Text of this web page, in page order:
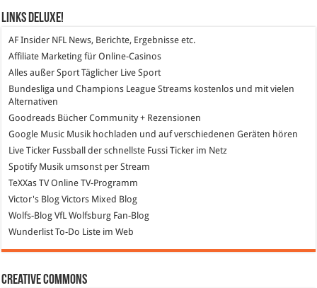
Links DeLuXe!
AF Insider NFL News, Berichte, Ergebnisse etc.
Affiliate Marketing für Online-Casinos
Alles außer SportTäglicher Live Sport
Bundesliga und Champions League Streams kostenlos und mit vielen
Alternativen
Goodreads Bücher Community + Rezensionen
Google Music Musik hochladen und auf verschiedenen Geräten hören
Live Ticker Fussball
der schnellste Fussi Ticker im Netz
SpotifyMusik umsonst per Stream
TeXXas TVOnline TV-Programm
Victor's Blog Victors Mixed Blog
Wolfs-Blog VfL Wolfsburg Fan-Blog
WunderlistTo-Do Liste im Web
Creative Commons